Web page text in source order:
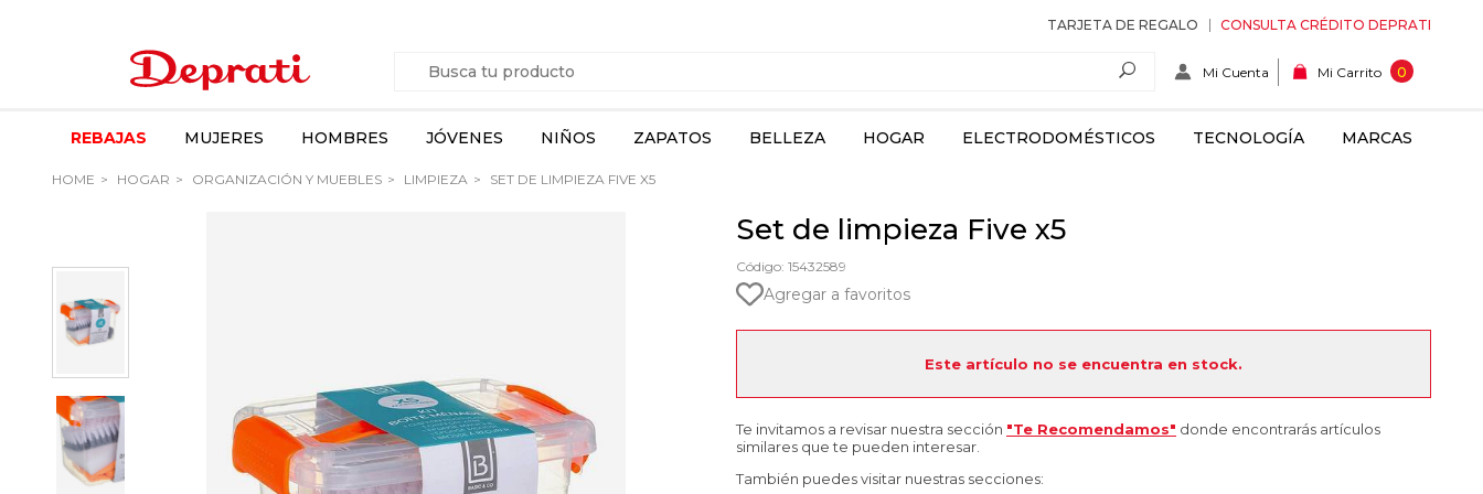
TARJETA DE REGALO CONSULTA CRÉDITO DEPRATI
Mi Cuenta Mi Carrito 0
REBAJAS MUJERES HOMBRES JÓVENES NIÑOS ZAPATOS BELLEZA HOGAR ELECTRODOMÉSTICOS TECNOLOGÍA MARCAS
HOME HOGAR ORGANIZACIÓN Y MUEBLES LIMPIEZA SET DE LIMPIEZA FIVE X5
Set de limpieza Five x5
Código: 15432589
Agregar a favoritos
Este artículo no se encuentra en stock.
Te invitamos a revisar nuestra sección "Te Recomendamos" donde encontrarás artículos
similares que te pueden interesar.
También puedes visitar nuestras secciones: